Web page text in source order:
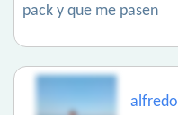
pack y que me pasen
alfredo